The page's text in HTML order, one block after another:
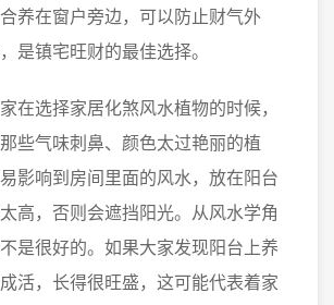
养在窗户旁边，可以防止财气外
是镇宅旺财的最佳选择。
选择家居化煞风水植物的时候，
些气味刺鼻、颜色太过艳丽的植
影响到房间里面的风水，放在阳台
高，否则会遮挡阳光。从风水学角
是很好的。如果大家发现阳台上养
活，长得很旺盛，这可能代表着家